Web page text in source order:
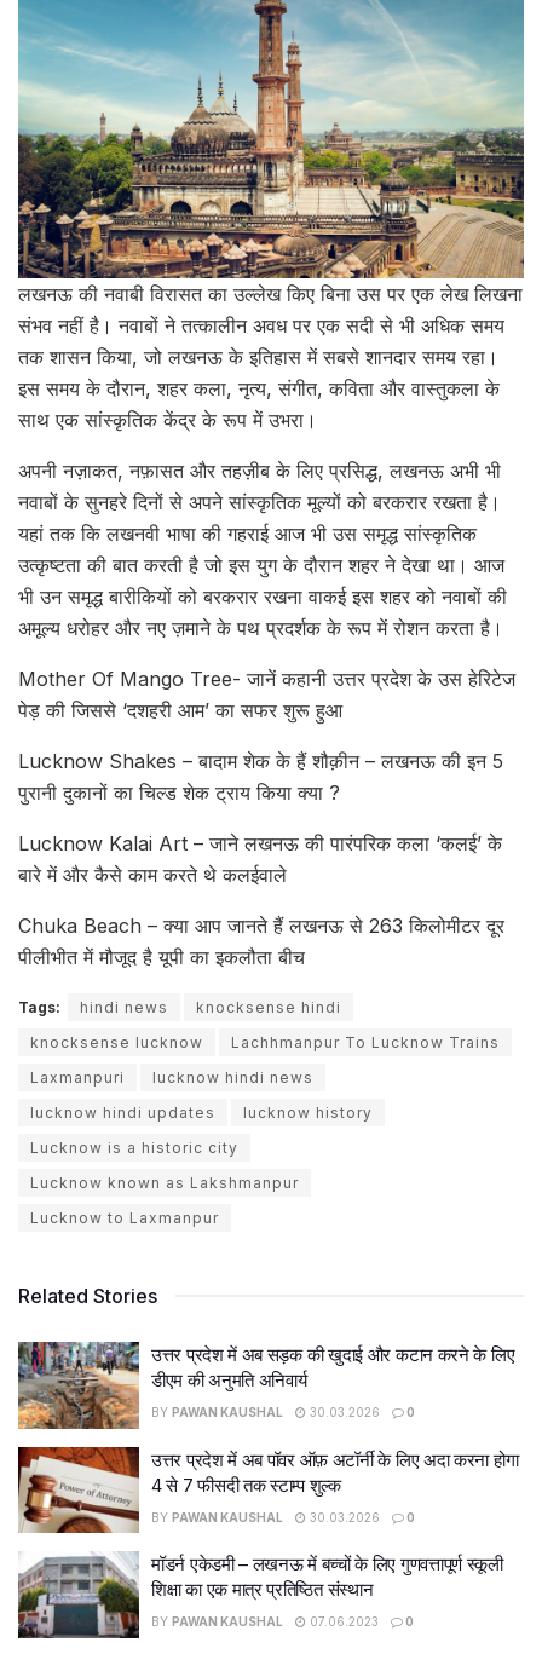
लखनऊ की नवाबी विरासत का उल्लेख किए बिना उस पर एक लेख लिखना
संभव नहीं है। नवाबों ने तत्कालीन अवध पर एक सदी से भी अधिक समय
तक शासन किया, जो लखनऊ के इतिहास में सबसे शानदार समय रहा।
इस समय के दौरान, शहर कला, नृत्य, संगीत, कविता और वास्तुकला के
साथ एक सांस्कृतिक केंद्र के रूप में उभरा।
अपनी नज़ाकत, नफ़ासत और तहज़ीब के लिए प्रसिद्ध, लखनऊ अभी भी
नवाबों के सुनहरे दिनों से अपने सांस्कृतिक मूल्यों को बरकरार रखता है।
यहां तक कि लखनवी भाषा की गहराई आज भी उस समृद्ध सांस्कृतिक
उत्कृष्टता की बात करती है जो इस युग के दौरान शहर ने देखा था। आज
भी उन समृद्ध बारीकियों को बरकरार रखना वाकई इस शहर को नवाबों की
अमूल्य धरोहर और नए ज़माने के पथ प्रदर्शक के रूप में रोशन करता है।
Mother Of Mango Tree- जानें कहानी उत्तर प्रदेश के उस हेरिटेज
पेड़ की जिससे ‘दशहरी आम’ का सफर शुरू हुआ
Lucknow Shakes – बादाम शेक के हैं शौक़ीन – लखनऊ की इन 5
पुरानी दुकानों का चिल्ड शेक ट्राय किया क्या ?
Lucknow Kalai Art – जाने लखनऊ की पारंपरिक कला ‘कलई’ के
बारे में और कैसे काम करते थे कलईवाले
Chuka Beach – क्या आप जानते हैं लखनऊ से 263 किलोमीटर दूर
पीलीभीत में मौजूद है यूपी का इकलौता बीच
Tags: hindi news
knocksense hindi
knocksense lucknow
Lachhmanpur To Lucknow Trains
Laxmanpuri
lucknow hindi news
lucknow hindi updates
lucknow history
Lucknow is a historic city
Lucknow known as Lakshmanpur
Lucknow to Laxmanpur
Related Stories
उत्तर प्रदेश में अब सड़क की खुदाई और कटान करने के लिए
डीएम की अनुमति अनिवार्य
BY PAWAN KAUSHAL 30.03.2026 0
उत्तर प्रदेश में अब पॉवर ऑफ़ अटॉर्नी के लिए अदा करना होगा
4 से 7 फीसदी तक स्टाम्प शुल्क
BY PAWAN KAUSHAL 30.03.2026 0
मॉडर्न एकेडमी – लखनऊ में बच्चों के लिए गुणवत्तापूर्ण स्कूली
शिक्षा का एक मात्र प्रतिष्ठित संस्थान
BY PAWAN KAUSHAL 07.06.2023 0